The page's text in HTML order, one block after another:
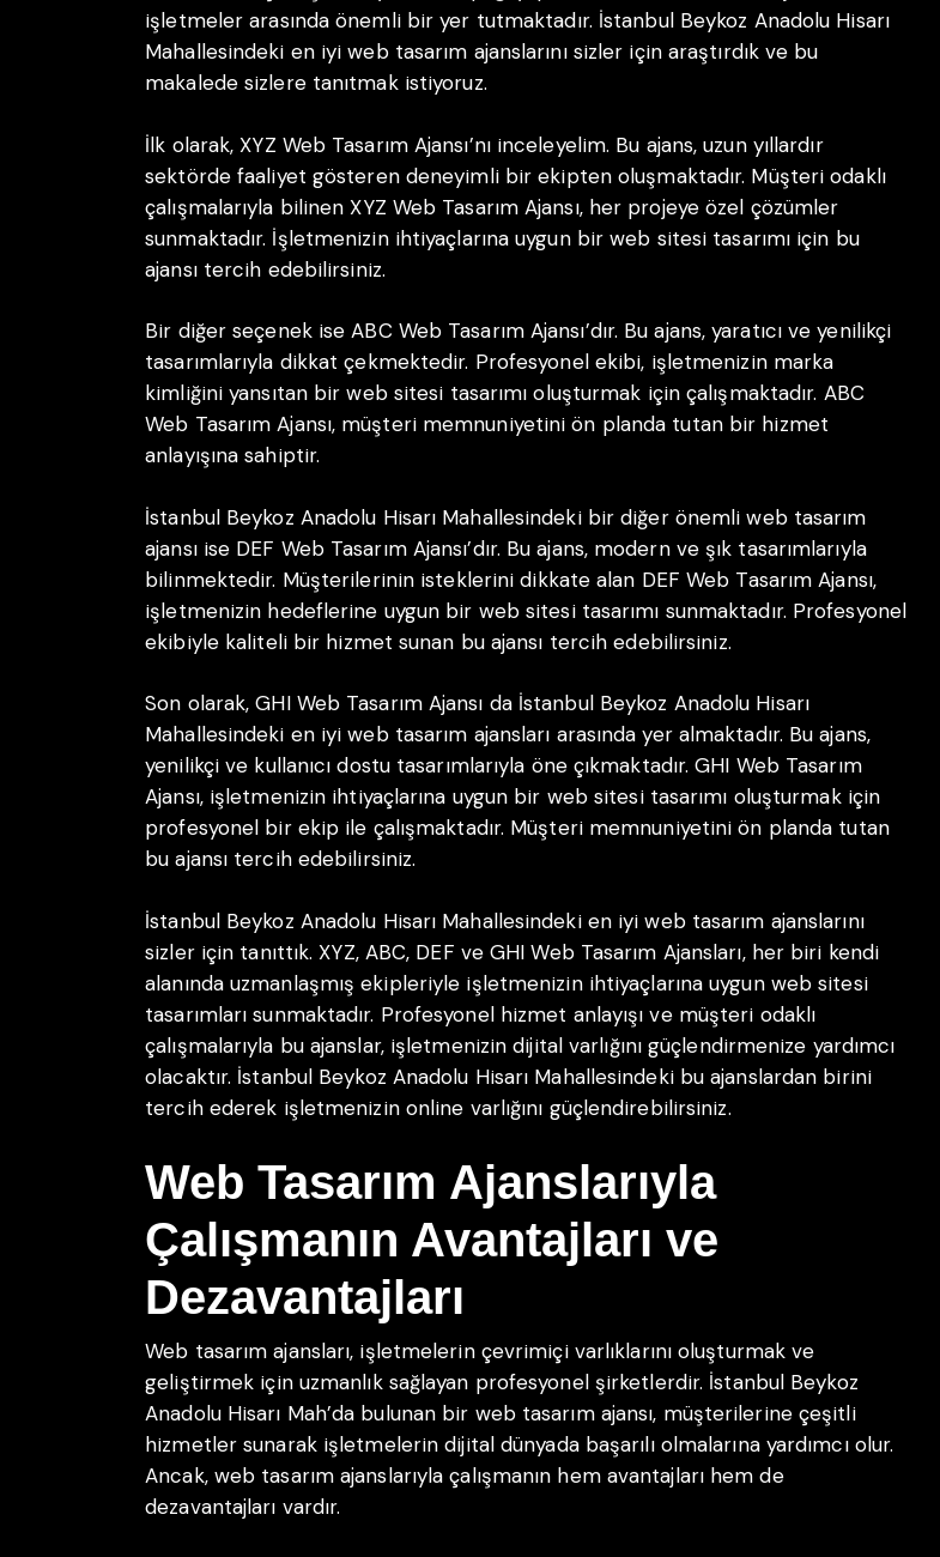
işletmeler arasında önemli bir yer tutmaktadır. İstanbul Beykoz Anadolu Hisarı
Mahallesindeki en iyi web tasarım ajanslarını sizler için araştırdık ve bu
makalede sizlere tanıtmak istiyoruz.
İlk olarak, XYZ Web Tasarım Ajansı’nı inceleyelim. Bu ajans, uzun yıllardır
sektörde faaliyet gösteren deneyimli bir ekipten oluşmaktadır. Müşteri odaklı
çalışmalarıyla bilinen XYZ Web Tasarım Ajansı, her projeye özel çözümler
sunmaktadır. İşletmenizin ihtiyaçlarına uygun bir web sitesi tasarımı için bu
ajansı tercih edebilirsiniz.
Bir diğer seçenek ise ABC Web Tasarım Ajansı’dır. Bu ajans, yaratıcı ve yenilikçi
tasarımlarıyla dikkat çekmektedir. Profesyonel ekibi, işletmenizin marka
kimliğini yansıtan bir web sitesi tasarımı oluşturmak için çalışmaktadır. ABC
Web Tasarım Ajansı, müşteri memnuniyetini ön planda tutan bir hizmet
anlayışına sahiptir.
İstanbul Beykoz Anadolu Hisarı Mahallesindeki bir diğer önemli web tasarım
ajansı ise DEF Web Tasarım Ajansı’dır. Bu ajans, modern ve şık tasarımlarıyla
bilinmektedir. Müşterilerinin isteklerini dikkate alan DEF Web Tasarım Ajansı,
işletmenizin hedeflerine uygun bir web sitesi tasarımı sunmaktadır. Profesyonel
ekibiyle kaliteli bir hizmet sunan bu ajansı tercih edebilirsiniz.
Son olarak, GHI Web Tasarım Ajansı da İstanbul Beykoz Anadolu Hisarı
Mahallesindeki en iyi web tasarım ajansları arasında yer almaktadır. Bu ajans,
yenilikçi ve kullanıcı dostu tasarımlarıyla öne çıkmaktadır. GHI Web Tasarım
Ajansı, işletmenizin ihtiyaçlarına uygun bir web sitesi tasarımı oluşturmak için
profesyonel bir ekip ile çalışmaktadır. Müşteri memnuniyetini ön planda tutan
bu ajansı tercih edebilirsiniz.
İstanbul Beykoz Anadolu Hisarı Mahallesindeki en iyi web tasarım ajanslarını
sizler için tanıttık. XYZ, ABC, DEF ve GHI Web Tasarım Ajansları, her biri kendi
alanında uzmanlaşmış ekipleriyle işletmenizin ihtiyaçlarına uygun web sitesi
tasarımları sunmaktadır. Profesyonel hizmet anlayışı ve müşteri odaklı
çalışmalarıyla bu ajanslar, işletmenizin dijital varlığını güçlendirmenize yardımcı
olacaktır. İstanbul Beykoz Anadolu Hisarı Mahallesindeki bu ajanslardan birini
tercih ederek işletmenizin online varlığını güçlendirebilirsiniz.
Web Tasarım Ajanslarıyla
Çalışmanın Avantajları ve
Dezavantajları
Web tasarım ajansları, işletmelerin çevrimiçi varlıklarını oluşturmak ve
geliştirmek için uzmanlık sağlayan profesyonel şirketlerdir. İstanbul Beykoz
Anadolu Hisarı Mah’da bulunan bir web tasarım ajansı, müşterilerine çeşitli
hizmetler sunarak işletmelerin dijital dünyada başarılı olmalarına yardımcı olur.
Ancak, web tasarım ajanslarıyla çalışmanın hem avantajları hem de
dezavantajları vardır.